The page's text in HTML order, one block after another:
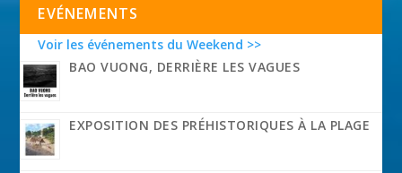
EVÉNEMENTS
Voir les événements du Weekend >>
BAO VUONG, DERRIÈRE LES VAGUES
EXPOSITION DES PRÉHISTORIQUES À LA PLAGE